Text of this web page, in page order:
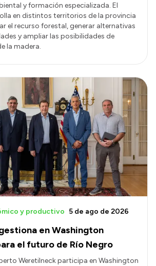
y formación especializada. El
en distintos territorios de la provincia
el recurso forestal, generar alternativas
y ampliar las posibilidades de
la madera.
en Washington
el futuro de Río Negro
y productivo 5 de ago de 2026
Weretilneck participa en Washington